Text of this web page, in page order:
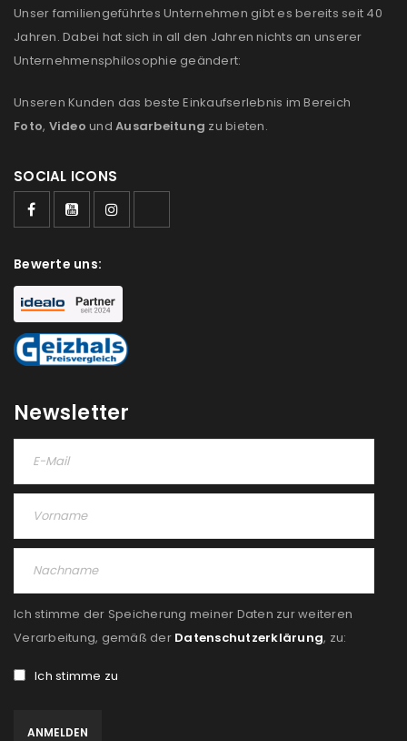
Anmeldeformular geschützt durchWP Captcha
Angemeldet bleiben
ANMELDEN
PASSWORT VERGESSEN?
E-Mail-Adresse
Ein Link zum Erstellen eines neuen Passworts wird an
deine E-Mail-Adresse gesendet.
NEWSLETTER ABONNIEREN
us
Ich stimme zu
Unser familiengeführtes Unternehmen gibt es bereits seit 40
Jahren. Dabei hat sich in all den Jahren nichts an unserer
Unternehmensphilosophie geändert:
Unseren Kunden das beste Einkaufserlebnis im Bereich
Foto, Video und Ausarbeitung zu bieten.
SOCIAL ICONS
Bewerte uns:
Newsletter
Ich stimme der Speicherung meiner Daten zur weiteren
Verarbeitung, gemäß der Datenschutzerklärung, zu:
Ich stimme zu